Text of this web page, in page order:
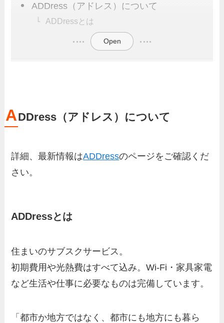
ADDress（アドレス）について
ADDressとは
Open
ADDress（アドレス）について
詳細、最新情報はADDressのページをご確認くだ
さい。
ADDressとは
住まいのサブスクサービス。
初期費用や光熱費はすべて込み。Wi-Fi・家具家電
など生活や仕事に必要なものは完備しています。
「都市か地方ではなく、都市にも地方にも暮ら